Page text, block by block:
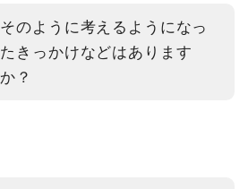
そのように考えるようになっ
たきっかけなどはあります
か？